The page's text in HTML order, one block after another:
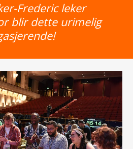
Frederic leker
blir dette urimelig